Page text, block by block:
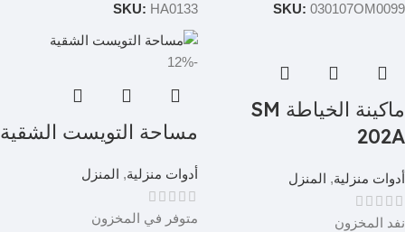
SKU: 030107OM0099
SKU: HA0133
ماكينة الخياطة SM
202A
أدوات منزلية, المنزل
نفد المخزون
-12%
مساحة التويست الشقية
أدوات منزلية, المنزل
متوفر في المخزون